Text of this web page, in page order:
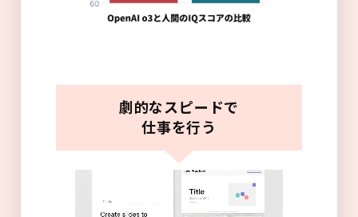
劇的なスピードで
仕事を行う